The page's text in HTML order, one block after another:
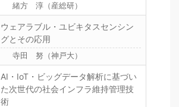
緒方 淳（産総研）
ウェアラブル・ユビキタスセンシン
グとその応用
寺田 努（神戸大）
AI・IoT・ビッグデータ解析に基づい
た次世代の社会インフラ維持管理技
術